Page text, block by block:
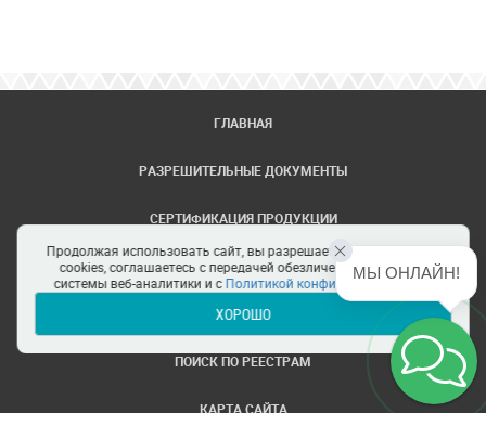
ГЛАВНАЯ
РАЗРЕШИТЕЛЬНЫЕ ДОКУМЕНТЫ
СЕРТИФИКАЦИЯ ПРОДУКЦИИ
ЗАДАТЬ ВОПРОС
ЦЕНТРЫ СЕРТИФИКАЦИИ
ПОИСК ПО РЕЕСТРАМ
КАРТА САЙТА
Продолжая использовать сайт, вы разрешаете использование
cookies, соглашаетесь с передачей обезличенных данных в
системы веб-аналитики и сПолитикой конфиденциальности
ХОРОШО
МЫ ОНЛАЙН!